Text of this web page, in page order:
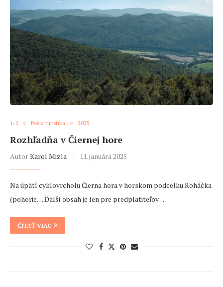
1-2 Pešia turistika 2025
Rozhľadňa v Čiernej hore
AutorKarol Mizla 11. januára 2025
Na úpätí cyklovrcholu Čierna hora v horskom podcelku Roháčka
(pohorie… Ďalší obsah je len pre predplatiteľov. …
ČÍTAŤ VIAC